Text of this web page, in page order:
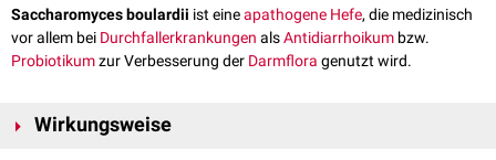
Saccharomyces boulardii ist eineapathogene Hefe, die medizinisch
vor allem bei Durchfallerkrankungen alsAntidiarrhoikum bzw.
Probiotikumzur Verbesserung der Darmflora genutzt wird.
Wirkungsweise